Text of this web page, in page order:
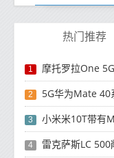
热门推荐
1 摩托罗拉One
2 5G华为Mate 40
3 小米米10T带有
4 雷克萨斯LC